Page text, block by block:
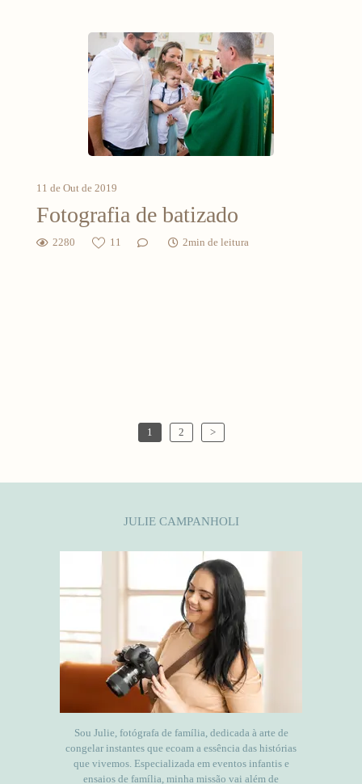
11 de Out de 2019
Fotografia de batizado
2280 11 2min de leitura
1 2 >
JULIE CAMPANHOLI
Sou Julie, fotógrafa de família, dedicada à arte de
congelar instantes que ecoam a essência das histórias
que vivemos. Especializada em eventos infantis e
ensaios de família, minha missão vai além de